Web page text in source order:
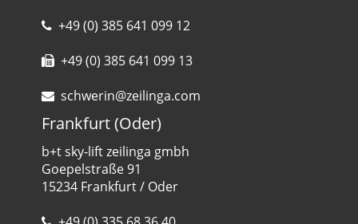
+49 (0) 385 641 099 12
+49 (0) 385 641 099 13
schwerin@zeilinga.com
Frankfurt (Oder)
b+t sky-lift zeilinga gmbh
Goepelstraße 91
15234 Frankfurt / Oder